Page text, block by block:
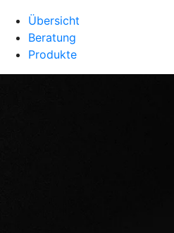
Übersicht
Beratung
Produkte